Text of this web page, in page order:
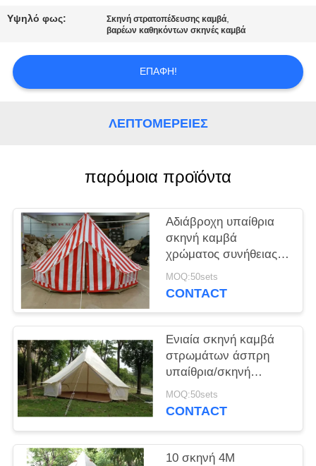
ΕΠΑΦΉ
ΜΕ
SITEMAP
Υψηλό φως: Σκηνή στρατοπέδευσης καμβά,
βαρέων καθηκόντων σκηνές καμβά
ΕΠΑΦΉ!
ΛΕΠΤΟΜΈΡΕΙΕΣ
παρόμοια προϊόντα
Αδιάβροχη υπαίθρια
σκηνή καμβά
χρώματος συνήθειας
για το
στρατοπεδεύοντας
MOQ:50sets
CONTACT
Ενιαία σκηνή καμβά
στρωμάτων άσπρη
υπαίθρια/σκηνή
κουδουνιών βαμβακιού
για τον εξοπλισμό
MOQ:50sets
CONTACT
10 σκηνή 4M